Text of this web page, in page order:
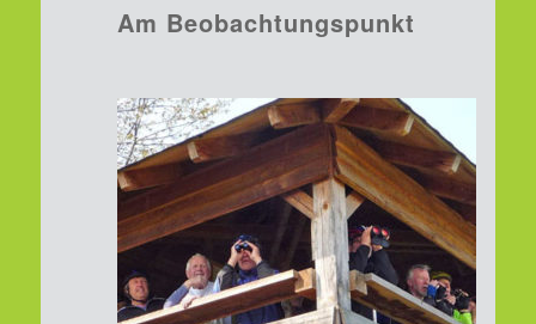
Am Beobachtungspunkt